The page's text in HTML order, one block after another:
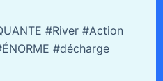
#River #Action
#décharge